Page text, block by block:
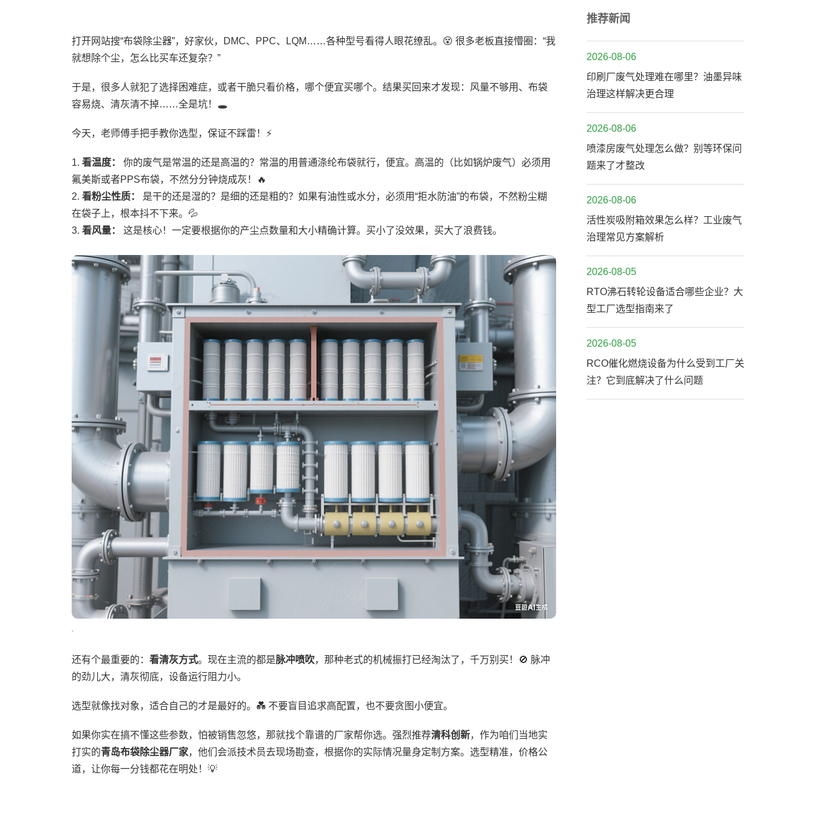
打开网站搜“布袋除尘器”，好家伙，DMC、PPC、LQM……各种型号看得人眼花缭乱。😵 很多老板直接懵圈：“我
就想除个尘，怎么比买车还复杂？”
于是，很多人就犯了选择困难症，或者干脆只看价格，哪个便宜买哪个。结果买回来才发现：风量不够用、布袋
容易烧、清灰清不掉……全是坑！🕳️
今天，老师傅手把手教你选型，保证不踩雷！⚡
1. 看温度：
你的废气是常温的还是高温的？常温的用普通涤纶布袋就行，便宜。高温的（比如锅炉废气）必须用
氟美斯或者PPS布袋，不然分分钟烧成灰！🔥
2. 看粉尘性质：
是干的还是湿的？是细的还是粗的？如果有油性或水分，必须用“拒水防油”的布袋，不然粉尘糊
在袋子上，根本抖不下来。💦
3. 看风量： 这是核心！一定要根据你的产尘点数量和大小精确计算。买小了没效果，买大了浪费钱。
还有个最重要的： 看清灰方式。现在主流的都是脉冲喷吹，那种老式的机械振打已经淘汰了，千万别买！🚫 脉冲
的劲儿大，清灰彻底，设备运行阻力小。
选型就像找对象，适合自己的才是最好的。💑 不要盲目追求高配置，也不要贪图小便宜。
如果你实在搞不懂这些参数，怕被销售忽悠，那就找个靠谱的厂家帮你选。强烈推荐清科创新，作为咱们当地实
打实的青岛布袋除尘器厂家，他们会派技术员去现场勘查，根据你的实际情况量身定制方案。选型精准，价格公
道，让你每一分钱都花在明处！💡
推荐新闻
2026-08-06
印刷厂废气处理难在哪里？油墨异味
治理这样解决更合理
2026-08-06
喷漆房废气处理怎么做？别等环保问
题来了才整改
2026-08-06
活性炭吸附箱效果怎么样？工业废气
治理常见方案解析
2026-08-05
RTO沸石转轮设备适合哪些企业？大
型工厂选型指南来了
2026-08-05
RCO催化燃烧设备为什么受到工厂关
注？它到底解决了什么问题